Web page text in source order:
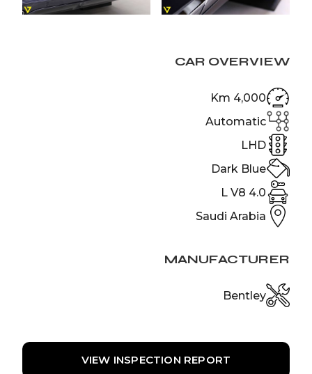
CAR OVERVIEW
4,000 Km
Automatic
LHD
Dark Blue
4.0 L V8
Saudi Arabia
MANUFACTURER
Bentley
VIEW INSPECTION REPORT